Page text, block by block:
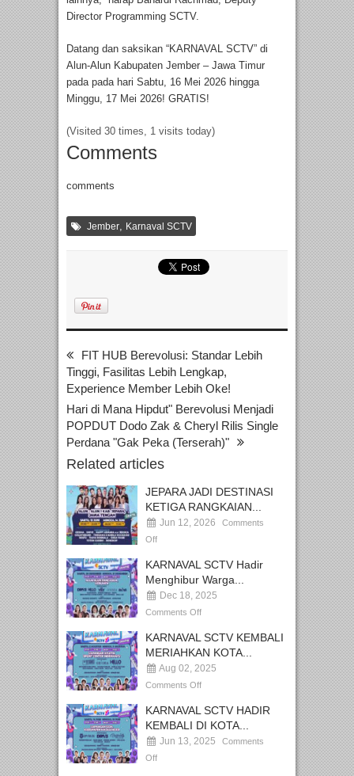
Director Programming SCTV.
Datang dan saksikan “KARNAVAL SCTV” di
Alun-Alun Kabupaten Jember – Jawa Timur
pada pada hari Sabtu, 16 Mei 2026 hingga
Minggu, 17 Mei 2026! GRATIS!
(Visited 30 times, 1 visits today)
Comments
comments
Jember, Karnaval SCTV
FIT HUB Berevolusi: Standar Lebih
Tinggi, Fasilitas Lebih Lengkap,
Experience Member Lebih Oke!
Hari di Mana Hipdut" Berevolusi Menjadi
POPDUT Dodo Zak & Cheryl Rilis Single
Perdana "Gak Peka (Terserah)"
Related articles
JEPARA JADI DESTINASI
KETIGA RANGKAIAN...
Jun 12, 2026
Comments
Off
KARNAVAL SCTV Hadir
Menghibur Warga...
Dec 18, 2025
Comments Off
KARNAVAL SCTV KEMBALI
MERIAHKAN KOTA...
Aug 02, 2025
Comments Off
KARNAVAL SCTV HADIR
KEMBALI DI KOTA...
Jun 13, 2025
Comments
Off